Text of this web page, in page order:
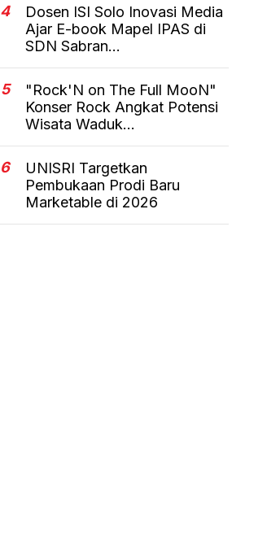
4
Dosen ISI Solo Inovasi Media
Ajar E-book Mapel IPAS di
SDN Sabran...
5
"Rock'N on The Full MooN"
Konser Rock Angkat Potensi
Wisata Waduk...
6
UNISRI Targetkan
Pembukaan Prodi Baru
Marketable di 2026